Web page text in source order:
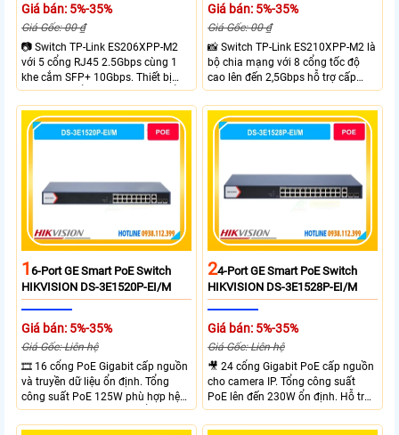
Giá bán: 5%-35%
Giá Gốc: 00 ₫
📷 Switch TP-Link ES206XPP-M2
với 5 cổng RJ45 2.5Gbps cùng 1
khe cắm SFP+ 10Gbps. Thiết bị
tích hợp 4 cổng PoE++ đạt chuẩn
802.3af/at/bt tổng công suất
120W cấp nguồn đến 90W mỗi
cổng đáp ứng tốt hệ thống camera
Giá bán: 5%-35%
Giá Gốc: 00 ₫
📸 Switch TP-Link ES210XPP-M2 là
bộ chia mạng với 8 cổng tốc độ
cao lên đến 2,5Gbps hỗ trợ cấp
nguồn và mạng cho đầu ghi hình
từ xa nhờ công suất POE lên đến
16-Port GE Smart PoE Switch
HIKVISION DS-3E1520P-EI/M
Giá bán: 5%-35%
Giá Gốc: Liên hệ
🎞 16 cổng PoE Gigabit cấp nguồn
và truyền dữ liệu ổn định. Tổng
công suất PoE 125W phù hợp hệ
thống camera IP vừa. 2 cổng RJ45
Gigabit và 2 cổng quang SFP mở
24-Port GE Smart PoE Switch
HIKVISION DS-3E1528P-EI/M
Giá bán: 5%-35%
Giá Gốc: Liên hệ
🎥 24 cổng Gigabit PoE cấp nguồn
cho camera IP. Tổng công suất
PoE lên đến 230W ổn định. Hỗ trợ
truyền PoE xa đến 300 mét. Băng
thông chuyển mạch đạt 68 Gbps